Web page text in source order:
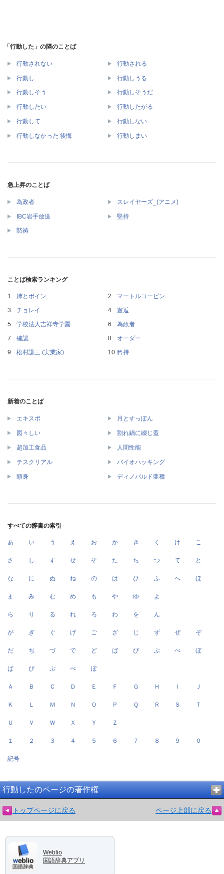
「行動した」の隣のことば
行動されない 行動される
行動し 行動しうる
行動しそう 行動しそうだ
行動したい 行動したがる
行動して 行動しない
行動しなかった 後悔 行動しまい
急上昇のことば
為政者 スレイヤーズ_(アニメ)
IBC岩手放送 堅持
黙祷
ことば検索ランキング
姉とボイン
マートルコービン
チョレイ
邂逅
学校法人吉祥寺学園
為政者
確認
オーダー
松村謙三 (実業家)
矜持
新着のことば
エキスポ 月とすっぽん
図々しい 割れ鍋に綴じ蓋
超加工食品 人間性能
テスクリアル バイオハッキング
頭身 ディノバルド亜種
すべての辞書の索引
あ い う え お か き く け こ
さ し す せ そ た ち つ て と
な に ぬ ね の は ひ ふ へ ほ
ま み む め も や ゆ よ
ら り る れ ろ わ を ん
が ぎ ぐ げ ご ざ じ ず ぜ ぞ
だ ぢ づ で ど ば び ぶ べ ぼ
ぱ ぴ ぷ ぺ ぽ
Ａ Ｂ Ｃ Ｄ Ｅ Ｆ Ｇ Ｈ Ｉ Ｊ
Ｋ Ｌ Ｍ Ｎ Ｏ Ｐ Ｑ Ｒ Ｓ Ｔ
Ｕ Ｖ Ｗ Ｘ Ｙ Ｚ
１ ２ ３ ４ ５ ６ ７ ８ ９ ０
記号
行動したのページの著作権
トップページに戻る ページ上部に戻る
Weblio
国語辞典アプリ